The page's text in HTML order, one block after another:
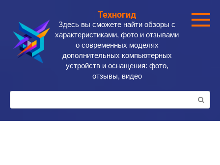
контенту
Техногид
Здесь вы сможете найти обзоры с
характеристиками, фото и отзывами
о современных моделях
дополнительных компьютерных
устройств и оснащения: фото,
отзывы, видео
Поиск: